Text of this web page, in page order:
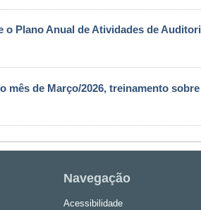
Plano Anual de Atividades de
mês de Março/2026, treinamento
Navegação
Acessibilidade